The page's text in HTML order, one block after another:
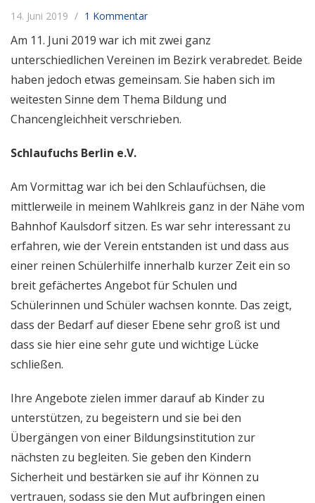
14. Juni 2019 1 Kommentar
Am 11. Juni 2019 war ich mit zwei ganz
unterschiedlichen Vereinen im Bezirk verabredet. Beide
haben jedoch etwas gemeinsam. Sie haben sich im
weitesten Sinne dem Thema Bildung und
Chancengleichheit verschrieben.
Schlaufuchs Berlin e.V.
Am Vormittag war ich bei den Schlaufüchsen, die
mittlerweile in meinem Wahlkreis ganz in der Nähe vom
Bahnhof Kaulsdorf sitzen. Es war sehr interessant zu
erfahren, wie der Verein entstanden ist und dass aus
einer reinen Schülerhilfe innerhalb kurzer Zeit ein so
breit gefächertes Angebot für Schulen und
Schülerinnen und Schüler wachsen konnte. Das zeigt,
dass der Bedarf auf dieser Ebene sehr groß ist und
dass sie hier eine sehr gute und wichtige Lücke
schließen.
Ihre Angebote zielen immer darauf ab Kinder zu
unterstützen, zu begeistern und sie bei den
Übergängen von einer Bildungsinstitution zur
nächsten zu begleiten. Sie geben den Kindern
Sicherheit und bestärken sie auf ihr Können zu
vertrauen, sodass sie den Mut aufbringen einen